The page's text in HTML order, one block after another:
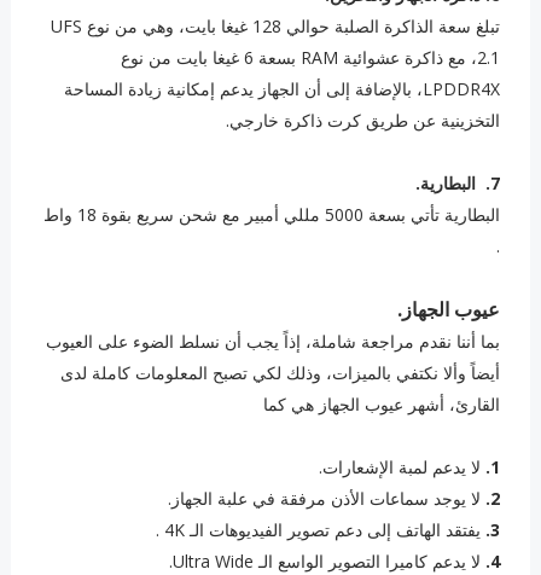
تبلغ سعة الذاكرة الصلبة حوالي 128 غيغا بايت، وهي من نوع UFS
2.1، مع ذاكرة عشوائية RAM بسعة 6 غيغا بايت من نوع
LPDDR4X، بالإضافة إلى أن الجهاز يدعم إمكانية زيادة المساحة
التخزينية عن طريق كرت ذاكرة خارجي.
7. ‏ ‏البطارية.
البطارية تأتي بسعة 5000 مللي أمبير مع شحن سريع بقوة 18 واط
.
عيوب الجهاز.
بما أننا نقدم مراجعة شاملة، إذاً يجب أن نسلط الضوء على العيوب
أيضاً وألا نكتفي بالميزات، وذلك لكي تصبح المعلومات كاملة لدى
القارئ، أشهر عيوب الجهاز هي كما
1. لا يدعم لمبة الإشعارات.
2. ‏لا يوجد سماعات الأذن مرفقة في علبة الجهاز.
3. ‏يفتقد الهاتف إلى دعم تصوير الفيديوهات الـ 4K .
4. ‏لا يدعم كاميرا التصوير الواسع الـ Ultra Wide.